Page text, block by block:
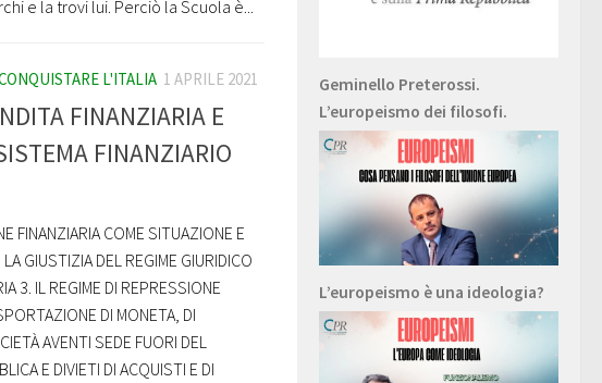
e la trovi lui. Perciò la Scuola è...
L'ITALIA 1 APRILE 2021
FINANZIARIA E
FINANZIARIO
COME SITUAZIONE E
GIUSTIZIA DEL REGIME GIURIDICO
3. IL REGIME DI REPRESSIONE
DI MONETA, DI
AVENTI SEDE FUORI DEL
E DIVIETI DI ACQUISTI E DI
Geminello Preterossi.
L’europeismo dei filosofi.
L’europeismo è una ideologia?